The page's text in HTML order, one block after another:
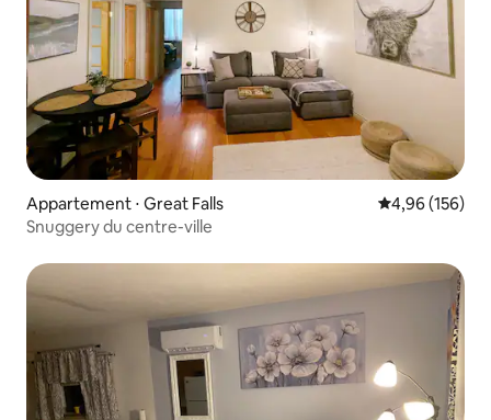
Appartement ⋅ Great Falls Évaluation
4,96 (156)
Snuggery du centre-ville